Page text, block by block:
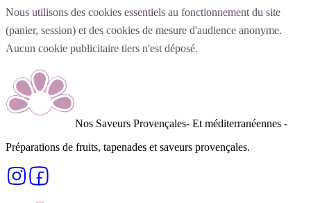
Nous utilisons des cookies essentiels au fonctionnement du site
(panier, session) et des cookies de mesure d'audience anonyme.
Aucun cookie publicitaire tiers n'est déposé.
Nos Saveurs Provençales- Et méditerranéennes -
Préparations de fruits, tapenades et saveurs provençales.